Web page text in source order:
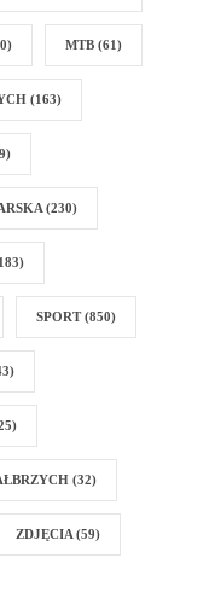
MTB (61)
(163)
(230)
SPORT(850)
(32)
ZDJĘCIA(59)